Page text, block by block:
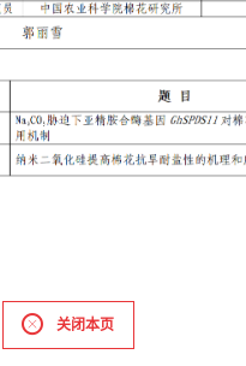
关闭本页